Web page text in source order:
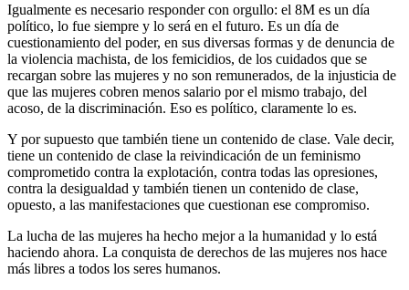
Igualmente es necesario responder con orgullo: el 8M es un día
político, lo fue siempre y lo será en el futuro. Es un día de
cuestionamiento del poder, en sus diversas formas y de denuncia de
la violencia machista, de los femicidios, de los cuidados que se
recargan sobre las mujeres y no son remunerados, de la injusticia de
que las mujeres cobren menos salario por el mismo trabajo, del
acoso, de la discriminación. Eso es político, claramente lo es.
Y por supuesto que también tiene un contenido de clase. Vale decir,
tiene un contenido de clase la reivindicación de un feminismo
comprometido contra la explotación, contra todas las opresiones,
contra la desigualdad y también tienen un contenido de clase,
opuesto, a las manifestaciones que cuestionan ese compromiso.
La lucha de las mujeres ha hecho mejor a la humanidad y lo está
haciendo ahora. La conquista de derechos de las mujeres nos hace
más libres a todos los seres humanos.